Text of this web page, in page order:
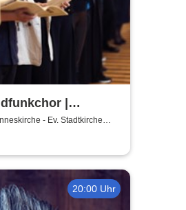
|
Krächz in der
- Ev. Stadtkirche
20:00 Uhr